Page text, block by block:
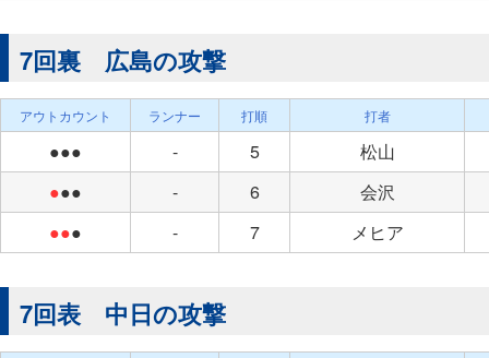
7回裏 広島の攻撃
アウトカウント ランナー 打順 打者
●●● - 5
松山
●●● - 6
会沢
●●● - 7 メヒア
7回表 中日の攻撃